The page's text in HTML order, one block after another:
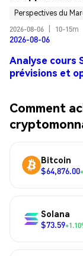
Perspectives du
2026-08-06
10-15m
2026-08-06
Analyse cours
prévisions et
Comment
Bitcoin
$64,876.00
Solana
$73.59